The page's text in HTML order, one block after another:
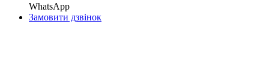
WhatsApp
Замовити дзвінок